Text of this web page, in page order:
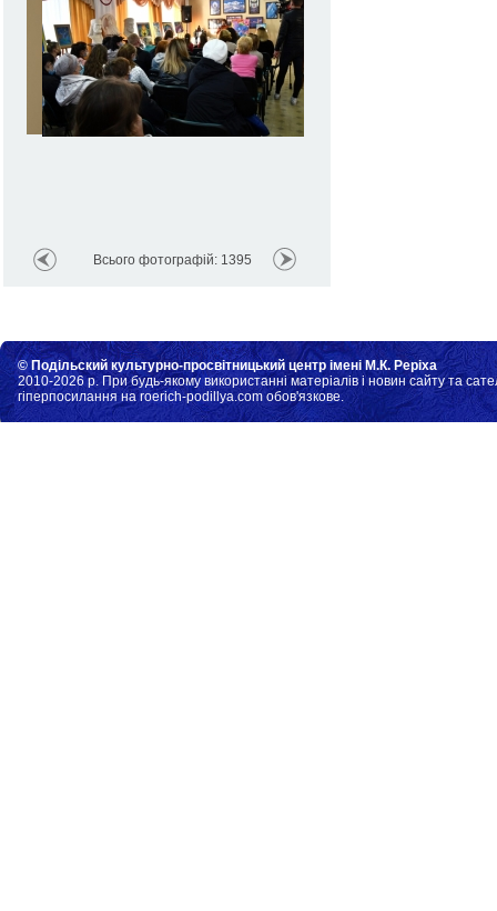
Всього фотографій: 1395
© Подільский культурно-просвітницький центр імені М.К. Реріха
2010-2026 р. При будь-якому використанні матеріалів і новин сайту та
гіперпосилання на roerich-podillya.com обов'язкове.